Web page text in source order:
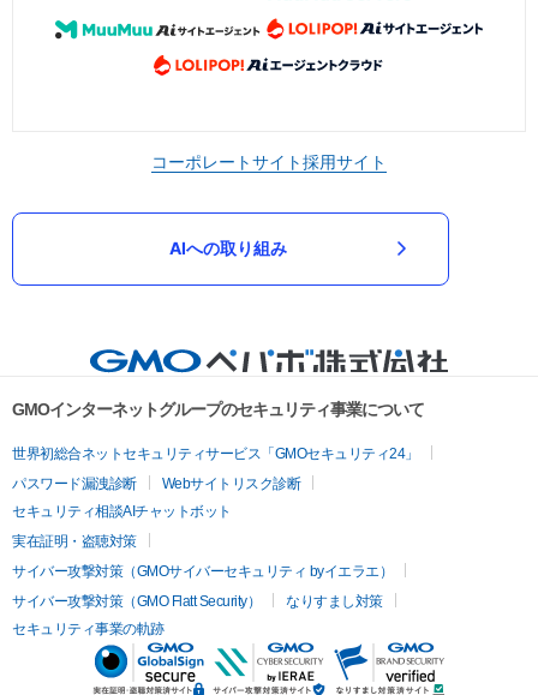
コーポレートサイト採用サイト
AIへの取り組み
GMOインターネットグループのセキュリティ事業について
世界初総合ネットセキュリティサービス「GMOセキュリティ24」
パスワード漏洩診断
Webサイトリスク診断
セキュリティ相談AIチャットボット
実在証明・盗聴対策
サイバー攻撃対策（GMOサイバーセキュリティ byイエラエ）
サイバー攻撃対策（GMO Flatt Security）
なりすまし対策
セキュリティ事業の軌跡